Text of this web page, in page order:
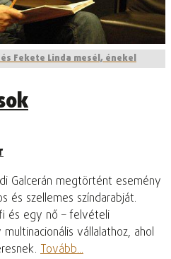
Fekete Linda mesél, énekel
Galcerán megtörtént esemény
és szellemes színdarabját.
és egy nő – felvételi
vállalathoz, ahol
Tovább...